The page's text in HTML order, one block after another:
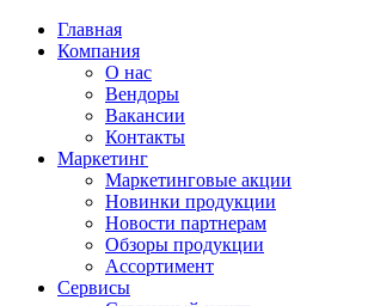
Главная
Компания
О нас
Вендоры
Вакансии
Контакты
Маркетинг
Маркетинговые акции
Новинки продукции
Новости партнерам
Обзоры продукции
Ассортимент
Сервисы